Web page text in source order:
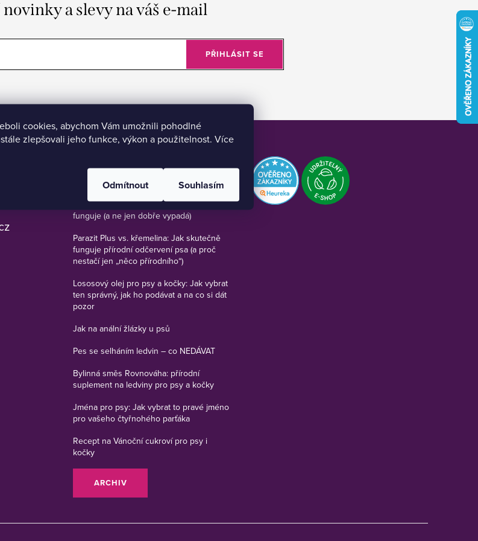
cookies, abychom Vám umožnili pohodlné
zlepšovali jeho funkce, výkon a použitelnost. Více
Odmítnout Souhlasím
a slevy na váš e-mail
PŘIHLÁSIT SE
Jak vybrat pelech pro psa, který opravdu
funguje (a ne jen dobře vypadá)
Parazit Plus vs. křemelina: Jak skutečně
funguje přírodní odčervení psa (a proč
nestačí jen „něco přírodního“)
Lososový olej pro psy a kočky: Jak vybrat
ten správný, jak ho podávat a na co si dát
pozor
Jak na anální žlázky u psů
Pes se selháním ledvin – co NEDÁVAT
Bylinná směs Rovnováha: přírodní
suplement na ledviny pro psy a kočky
Jména pro psy: Jak vybrat to pravé jméno
pro vašeho čtyřnohého parťáka
Recept na Vánoční cukroví pro psy i
kočky
ARCHIV